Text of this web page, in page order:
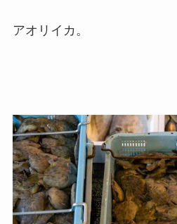
アオリイカ。